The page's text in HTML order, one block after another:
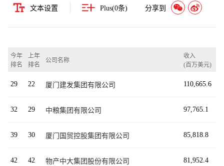
文本设置 Plus(0条) 分享到
今年
排名
上年
排名
公司名称
收入
(百万美元)
29 22 厦门建发集团有限公司 110,665.6
32 29 中粮集团有限公司 97,765.1
39 30 厦门国贸控股集团有限公司 85,818.8
42 42 物产中大集团股份有限公司 81,952.4